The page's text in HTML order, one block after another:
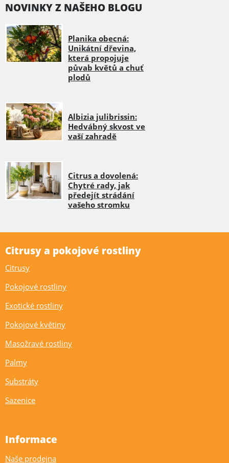
NOVINKY Z NAŠEHO BLOGU
Planika obecná:
Unikátní dřevina,
která propojuje
půvab květů a chuť
plodů
Albizia julibrissin:
Hedvábný skvost ve
vaší zahradě
Citrus a dovolená:
Chytré rady, jak
předejít strádání
vašeho stromku
Citrusy a pokojové rostliny
Citrusy
Pokojové rostliny
Exotické rostliny
Pokojové květiny
Masožravé rostliny
Palmy
Substráty
Sazenice
Informace
Naše prodejna